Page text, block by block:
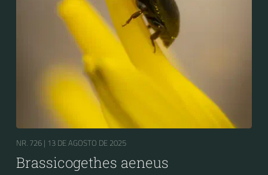
NR. 726 | 13 DE AGOSTO DE 2025
Brassicogethes aeneus